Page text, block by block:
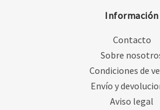
Información
Contacto
Sobre
Condiciones de
Envío y
Aviso legal